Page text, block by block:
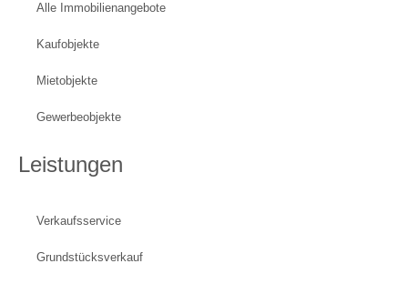
Alle Immobilienangebote
Kaufobjekte
Mietobjekte
Gewerbeobjekte
Leistungen
Verkaufsservice
Grundstücksverkauf